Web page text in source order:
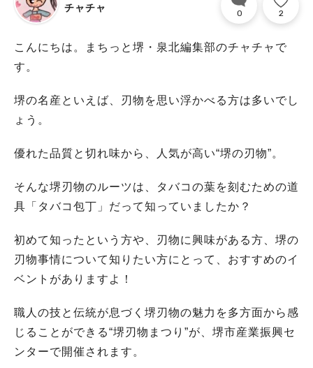
チャチャ 0 2
こんにちは。まちっと堺・泉北編集部のチャチャで
す。
堺の名産といえば、刃物を思い浮かべる方は多いでし
ょう。
優れた品質と切れ味から、人気が高い“堺の刃物”。
そんな堺刃物のルーツは、タバコの葉を刻むための道
具「タバコ包丁」だって知っていましたか？
初めて知ったという方や、刃物に興味がある方、堺の
刃物事情について知りたい方にとって、おすすめのイ
ベントがありますよ！
職人の技と伝統が息づく堺刃物の魅力を多方面から感
じることができる“堺刃物まつり”が、堺市産業振興セ
ンターで開催されます。